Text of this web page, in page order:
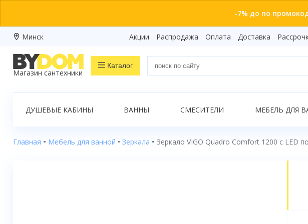
-7% до по
Минск Акции Распродажа Оплата Доставка
Магазин сантехники
Каталог
Распродажа
Ванны
ДУШЕВЫЕ КАБИНЫ ВАННЫ СМЕСИТЕЛИ МЕБЕЛЬ ДЛЯ
Главная Мебель для ванной Зеркала Зеркало VIGO Quadro Comfort 1200 с LED